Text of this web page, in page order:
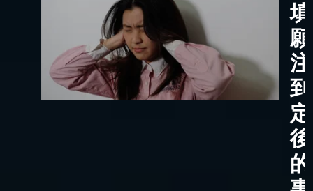
的